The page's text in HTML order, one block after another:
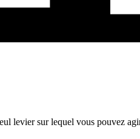
levier sur lequel vous pouvez